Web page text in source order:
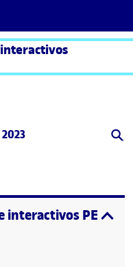
interactivos PEC2
pm
Conceptualización de